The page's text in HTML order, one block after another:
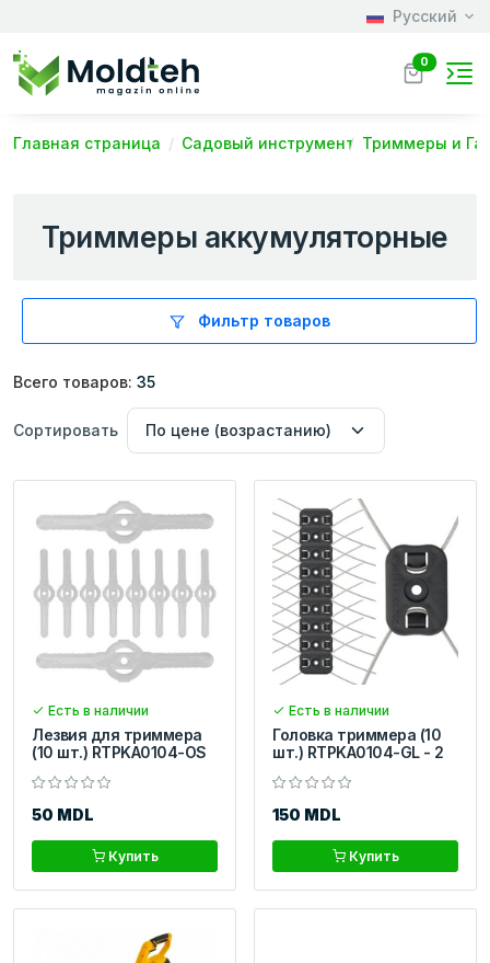
Русский
0
Главная страница Садовый инструмент Триммеры и
Триммеры аккумуляторные
Фильтр товаров
Всего товаров: 35
Сортировать
Есть в наличии
Лезвия для триммера
(10 шт.) RTPKA0104-OS
50 MDL
Купить
Есть в наличии
Головка триммера (10
шт.) RTPKA0104-GL - 2
150 MDL
Купить